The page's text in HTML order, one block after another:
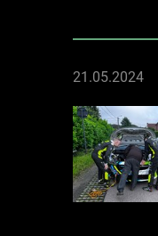
21.05.2024